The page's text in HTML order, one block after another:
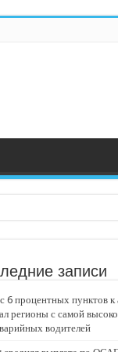
«Движение»
записи
6 процентных пунктов к
регионы с самой
водителей